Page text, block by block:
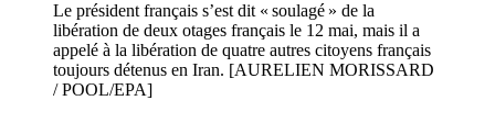
Le président français s’est dit « soulagé » de la
libération de deux otages français le 12 mai, mais il a
appelé à la libération de quatre autres citoyens français
toujours détenus en Iran. [AURELIEN MORISSARD
/ POOL/EPA]